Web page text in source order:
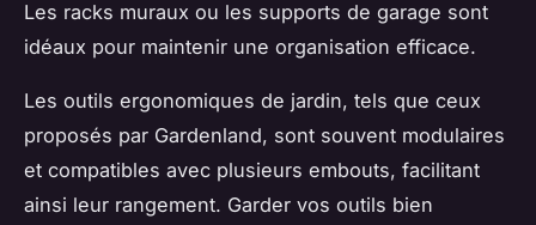
Les racks muraux ou les supports de garage sont
idéaux pour maintenir une organisation efficace.
Les outils ergonomiques de jardin, tels que ceux
proposés par Gardenland, sont souvent modulaires
et compatibles avec plusieurs embouts, facilitant
ainsi leur rangement. Garder vos outils bien